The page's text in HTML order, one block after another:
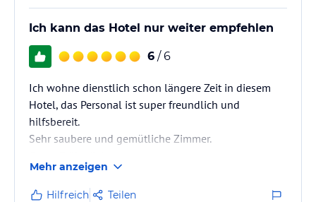
Ich kann das Hotel nur weiter empfehlen
6 / 6
Ich wohne dienstlich schon längere Zeit in diesem
Hotel, das Personal ist super freundlich und
hilfsbereit.
Sehr saubere und gemütliche Zimmer.
Mehr anzeigen
Hilfreich Teilen